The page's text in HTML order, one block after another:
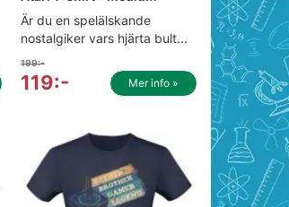
Är du en spelälskande
nostalgiker vars hjärta bult...
199:-
119:- Mer info »